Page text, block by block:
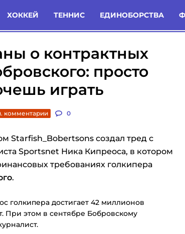
ХОККЕЙ ТЕННИС ЕДИНОБОРСТВА
Комменты Новости
о контрактных
просто
играть
комментарии 0
Starfish_Bobertsons создал тред с
Sportsnet Ника Кипреоса, в котором
требованиях голкипера
.
голкипера достигает 42 миллионов
При этом в сентябре Бобровскому